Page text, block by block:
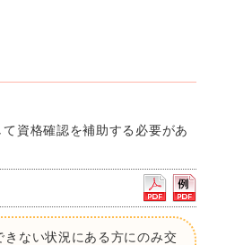
資格確認を補助する必要があ
ない状況にある方にのみ交